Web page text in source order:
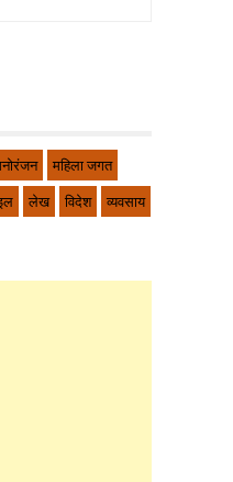
महिला जगत
लेख विदेश
व्यवसाय